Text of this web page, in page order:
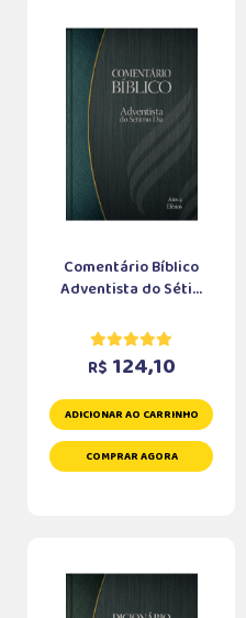
Comentário Bíblico
Adventista do Séti...
R$ 124,10
ADICIONAR AO CARRINHO
COMPRAR AGORA